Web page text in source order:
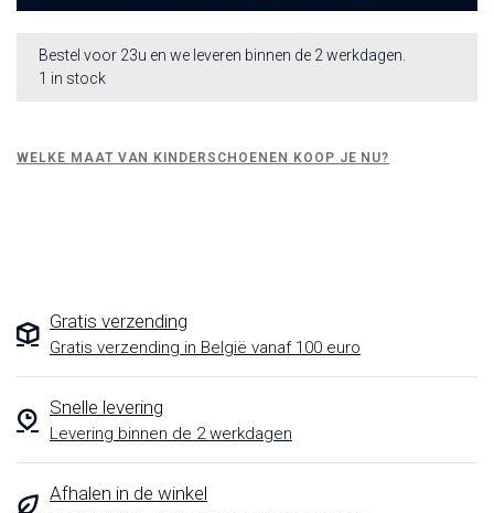
Bestel voor 23u en we leveren binnen de 2 werkdagen.
1 in stock
WELKE MAAT VAN KINDERSCHOENEN KOOP JE NU?
Gratis verzending
Gratis verzending in België vanaf 100 euro
Snelle levering
Levering binnen de 2 werkdagen
Afhalen in de winkel